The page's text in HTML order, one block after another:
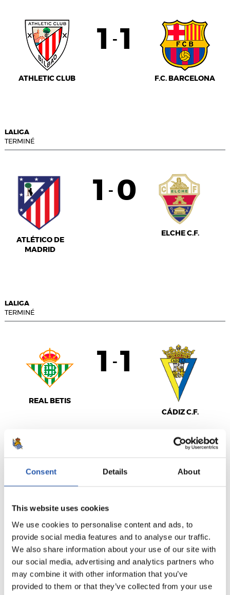
Consent Details About
This website uses cookies
We use cookies to personalise content and ads, to
provide social media features and to analyse our traffic.
We also share information about your use of our site with
our social media, advertising and analytics partners who
may combine it with other information that you’ve
provided to them or that they’ve collected from your use
ATHLETIC CLUB
1 - 1
F.C. BARCELONA
LALIGA
TERMINÉ
ATLÉTICO DE
MADRID
1 - 0
ELCHE C.F.
LALIGA
TERMINÉ
REAL BETIS
1 - 1
CÁDIZ C.F.
TERMINÉ
R.C.D. ESPANYOL
0-0
VILLARREAL C.F.